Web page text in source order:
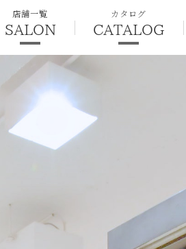
店舗一覧
SALON
カタログ
CATALOG